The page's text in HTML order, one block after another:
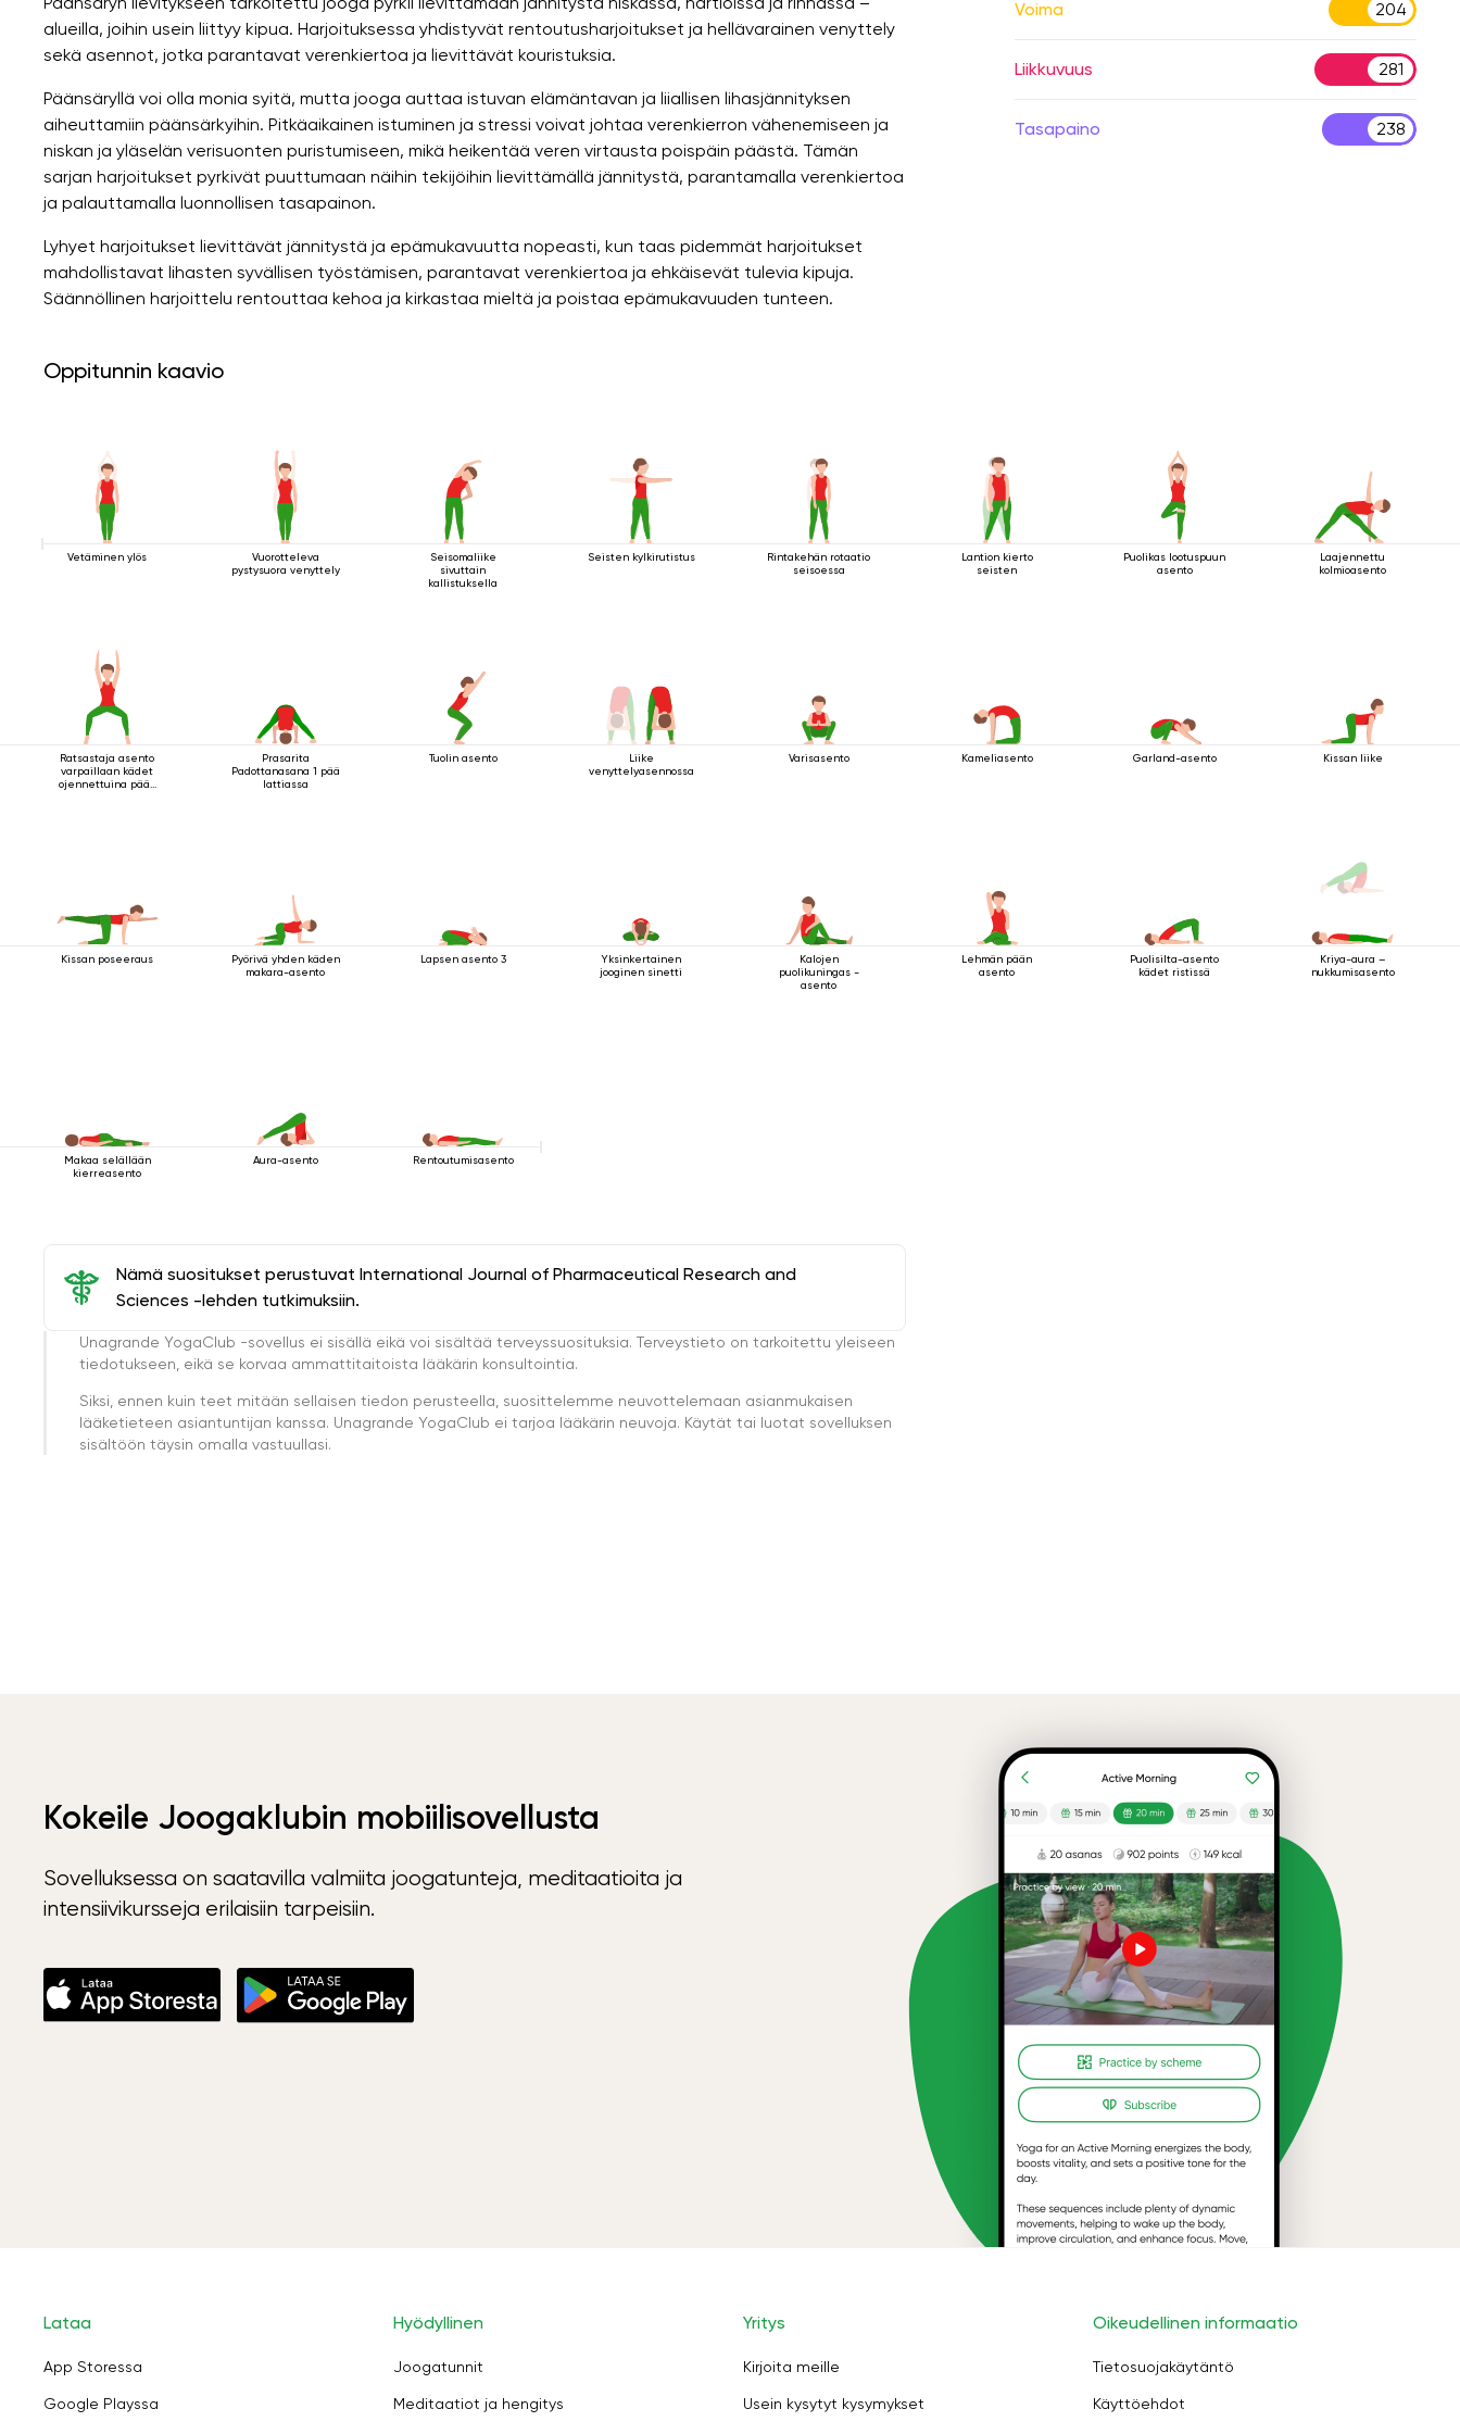
alueilla, joihin usein liittyy kipua. Harjoituksessa yhdistyvät rentoutusharjoitukset ja hellävarainen venyttely
sekä asennot, jotka parantavat verenkiertoa ja lievittävät kouristuksia.
Päänsäryllä voi olla monia syitä, mutta jooga auttaa istuvan elämäntavan ja liiallisen lihasjännityksen
aiheuttamiin päänsärkyihin. Pitkäaikainen istuminen ja stressi voivat johtaa verenkierron vähenemiseen ja
niskan ja yläselän verisuonten puristumiseen, mikä heikentää veren virtausta poispäin päästä. Tämän
sarjan harjoitukset pyrkivät puuttumaan näihin tekijöihin lievittämällä jännitystä, parantamalla verenkiertoa
ja palauttamalla luonnollisen tasapainon.
Lyhyet harjoitukset lievittävät jännitystä ja epämukavuutta nopeasti, kun taas pidemmät harjoitukset
mahdollistavat lihasten syvällisen työstämisen, parantavat verenkiertoa ja ehkäisevät tulevia kipuja.
Säännöllinen harjoittelu rentouttaa kehoa ja kirkastaa mieltä ja poistaa epämukavuuden tunteen.
Voima 204
Liikkuvuus 281
Tasapaino 238
Oppitunnin kaavio
Vetäminen ylös
Vuorotteleva
pystysuora venyttely
Seisomaliike
sivuttain
kallistuksella
Seisten kylkirutistus
Rintakehän rotaatio
seisoessa
Lantion kierto
seisten
Puolikas lootuspuun
asento
Laajennettu
kolmioasento
Ratsastaja asento
varpaillaan kädet
ojennettuina pään
Prasarita
Padottanasana 1 pää
lattiassa
Tuolin asento
Liike
venyttelyasennossa
Varisasento Kameliasento Garland-asento Kissan liike
Kissan poseeraus
Pyörivä yhden käden
makara-asento
Lapsen asento 3
Yksinkertainen
jooginen sinetti
Kalojen
puolikuningas -
asento
Lehmän pään
asento
Puolisilta-asento
kädet ristissä
Kriya-aura –
nukkumisasento
Makaa selällään
kierreasento
Aura-asento Rentoutumisasento
Nämä suositukset perustuvat International Journal of Pharmaceutical Research and
Sciences -lehden tutkimuksiin.
Unagrande YogaClub -sovellus ei sisällä eikä voi sisältää terveyssuosituksia. Terveystieto on tarkoitettu yleiseen
tiedotukseen, eikä se korvaa ammattitaitoista lääkärin konsultointia.
Siksi, ennen kuin teet mitään sellaisen tiedon perusteella, suosittelemme neuvottelemaan asianmukaisen
lääketieteen asiantuntijan kanssa. Unagrande YogaClub ei tarjoa lääkärin neuvoja. Käytät tai luotat sovelluksen
sisältöön täysin omalla vastuullasi.
Kokeile Joogaklubin mobiilisovellusta
Sovelluksessa on saatavilla valmiita joogatunteja, meditaatioita ja
intensiivikursseja erilaisiin tarpeisiin.
Lataa
App Storessa
Google Playssa
Hyödyllinen
Joogatunnit
Meditaatiot ja hengitys
Yritys
Kirjoita meille
Usein kysytyt kysymykset
Oikeudellinen informaatio
Tietosuojakäytäntö
Käyttöehdot